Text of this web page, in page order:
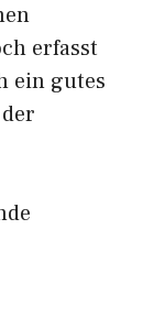
erfasst
ein gutes